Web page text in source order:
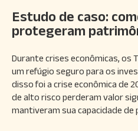
Estudo de caso:
protegeram
Durante crises econômicas, os
um refúgio seguro para os
disso foi a crise econômica de
de alto risco perderam valor
mantiveram sua capacidade de